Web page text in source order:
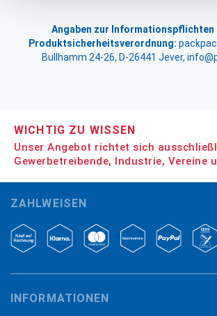
Angaben zur Informationspflichten
Produktsicherheitsverordnung:
Bullhamm 24-26, D-26441 Jever,
WICHTIG ZU WISSEN
Unser Angebot richtet sich
Gewerbetreibende, Industrie, Vereine
ZAHLWEISEN
INFORMATIONEN